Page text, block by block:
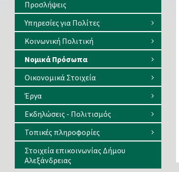
Προσλήψεις
Υπηρεσίες για Πολίτες
Κοινωνική Πολιτική
Νομικά Πρόσωπα
Οικονομικά Στοιχεία
Έργα
Εκδηλώσεις - Πολιτισμός
Τοπικές πληροφορίες
Στοιχεία επικοινωνίας Δήμου
Αλεξάνδρειας